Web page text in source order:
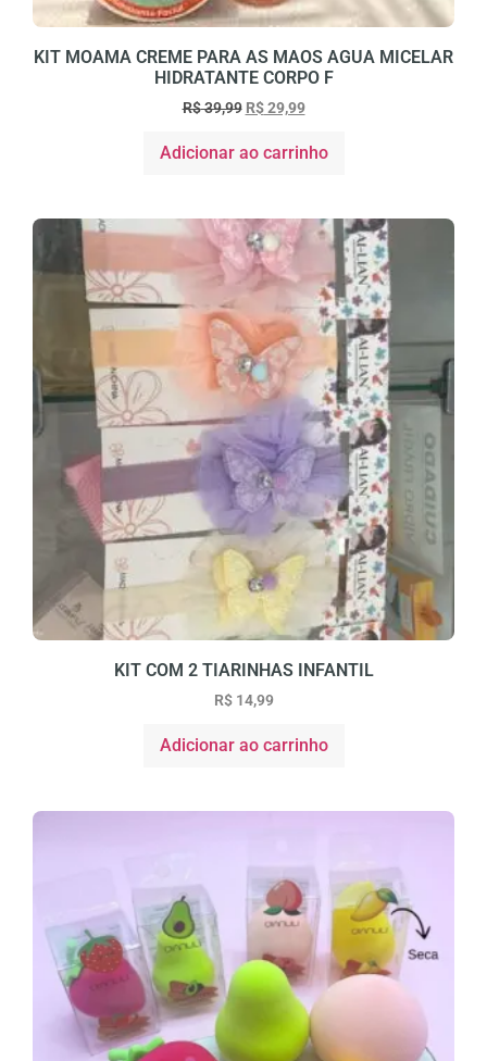
KIT MOAMA CREME PARA AS MAOS AGUA MICELAR
HIDRATANTE CORPO F
R$39,99 R$29,99
Adicionar ao carrinho
KIT COM 2 TIARINHAS INFANTIL
R$14,99
Adicionar ao carrinho